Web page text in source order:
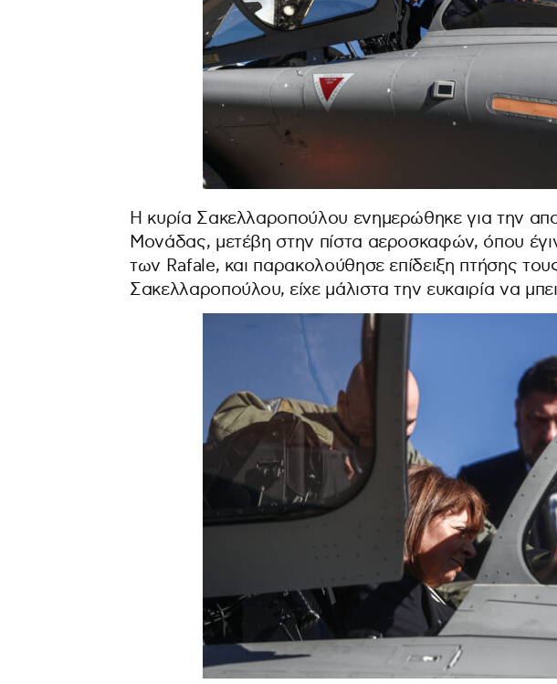
Η κυρία Σακελλαροπούλου ενημερώθηκε για την
Μονάδας, μετέβη στην πίστα αεροσκαφών, όπου
των Rafale, και παρακολούθησε επίδειξη πτήσης
Σακελλαροπούλου, είχε μάλιστα την ευκαιρία να